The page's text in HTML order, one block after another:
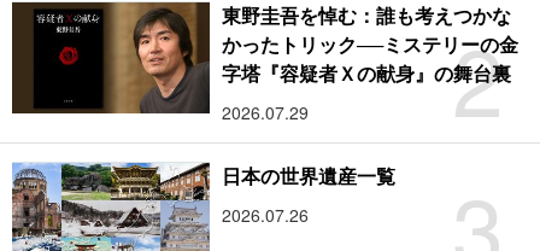
2
東野圭吾を悼む：誰も考えつかな
かったトリック──ミステリーの金
字塔『容疑者Ｘの献身』の舞台裏
2026.07.29
日本の世界遺産一覧
2026.07.26